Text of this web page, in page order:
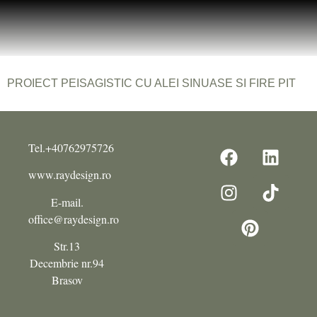
PROIECT PEISAGISTIC CU ALEI SINUASE SI FIRE PIT
Tel.+40762975726
www.raydesign.ro
E-mail.
office@raydesign.ro
Str.13
Decembrie nr.94
Brasov